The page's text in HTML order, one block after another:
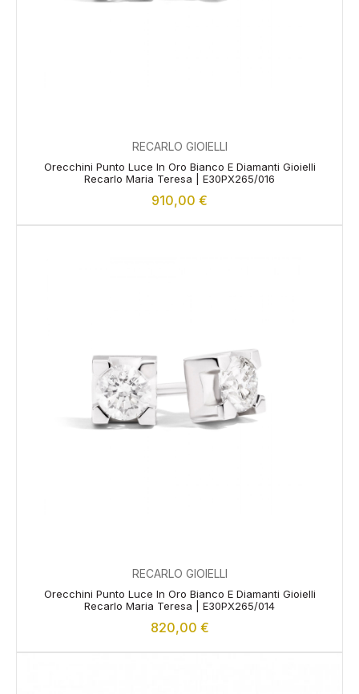
RECARLO GIOIELLI
Orecchini Punto Luce In Oro Bianco E Diamanti Gioielli
Recarlo Maria Teresa | E30PX265/016
910,00 €
RECARLO GIOIELLI
Orecchini Punto Luce In Oro Bianco E Diamanti Gioielli
Recarlo Maria Teresa | E30PX265/014
820,00 €